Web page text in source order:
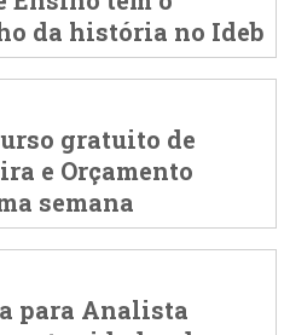
da história no Ideb
gratuito de
e Orçamento
semana
para Analista